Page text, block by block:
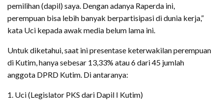
pemilihan (dapil) saya. Dengan adanya Raperda ini,
perempuan bisa lebih banyak berpartisipasi di dunia kerja,”
kata Uci kepada awak media belum lama ini.
Untuk diketahui, saat ini presentase keterwakilan perempuan
di Kutim, hanya sebesar 13,33% atau 6 dari 45 jumlah
anggota DPRD Kutim. Di antaranya:
1. Uci (Legislator PKS dari Dapil I Kutim)